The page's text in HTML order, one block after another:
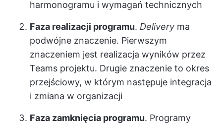
harmonogramu i wymagań technicznych
Faza realizacji programu. Delivery ma
podwójne znaczenie. Pierwszym
znaczeniem jest realizacja wyników przez
Teams projektu. Drugie znaczenie to okres
przejściowy, w którym następuje integracja
i zmiana w organizacji
Faza zamknięcia programu. Programy